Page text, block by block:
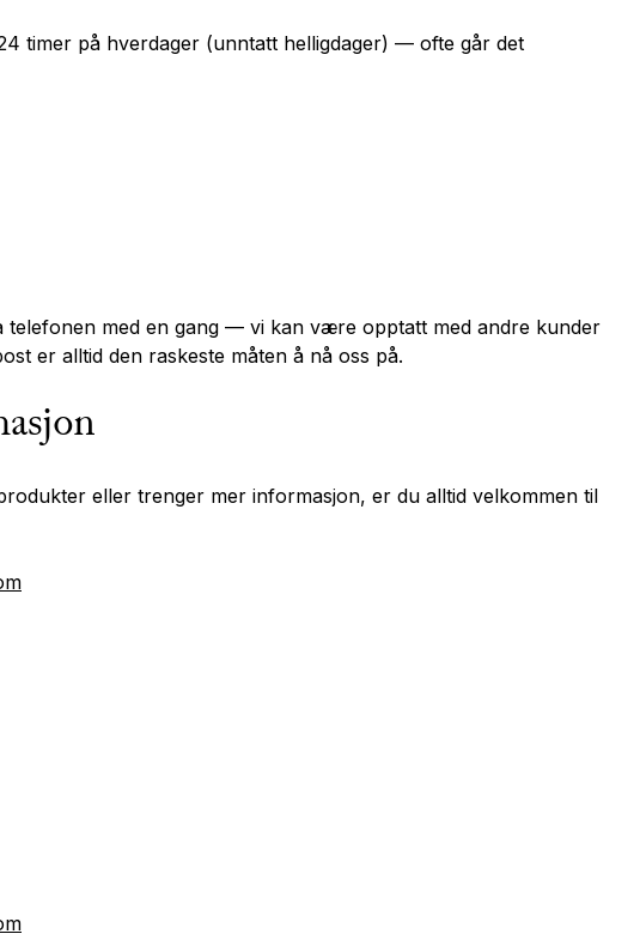
timer på hverdager (unntatt helligdager) — ofte går det
telefonen med en gang — vi kan være opptatt med andre kunder
er alltid den raskeste måten å nå oss på.
eller trenger mer informasjon, er du alltid velkommen til